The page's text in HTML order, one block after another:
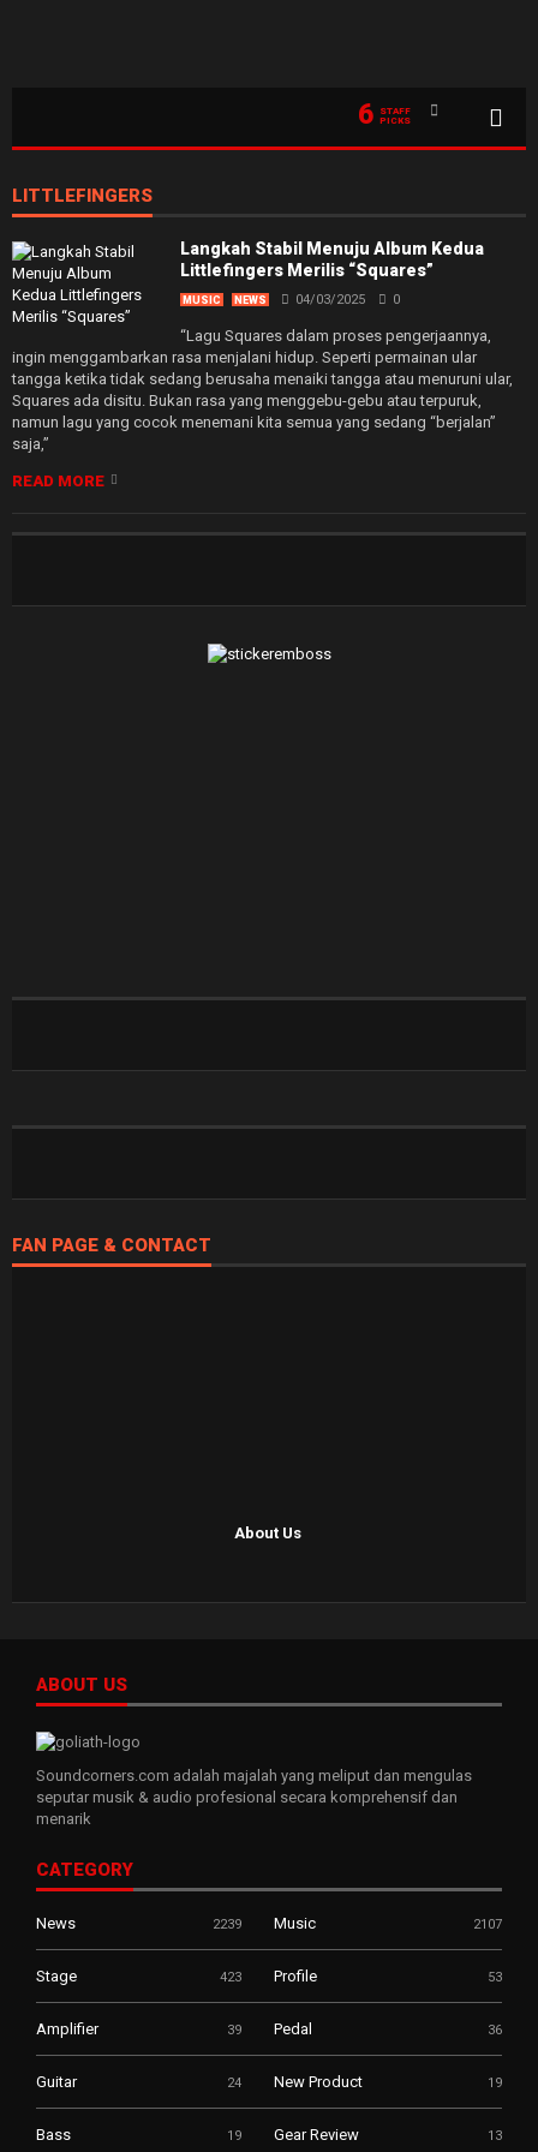
6
STAFF
PICKS
LITTLEFINGERS
Langkah Stabil Menuju Album Kedua
Littlefingers Merilis “Squares”
MUSIC NEWS 04/03/2025 0
“Lagu Squares dalam proses pengerjaannya,
ingin menggambarkan rasa menjalani hidup. Seperti permainan ular
tangga ketika tidak sedang berusaha menaiki tangga atau menuruni ular,
Squares ada disitu. Bukan rasa yang menggebu-gebu atau terpuruk,
namun lagu yang cocok menemani kita semua yang sedang “berjalan”
saja,”
READ MORE
FAN PAGE & CONTACT
About Us
ABOUT US
Soundcorners.com adalah majalah yang meliput dan mengulas
seputar musik & audio profesional secara komprehensif dan
menarik
CATEGORY
News 2239 Music 2107
Stage 423 Profile 53
Amplifier 39 Pedal 36
Guitar 24 New Product 19
Bass 19 Gear Review 13